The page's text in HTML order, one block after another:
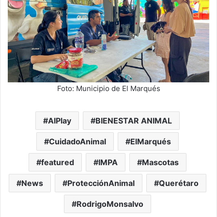
Foto: Municipio de El Marqués
AIPlay BIENESTAR ANIMAL
CuidadoAnimal ElMarqués
featured IMPA Mascotas
News ProtecciónAnimal Querétaro
RodrigoMonsalvo